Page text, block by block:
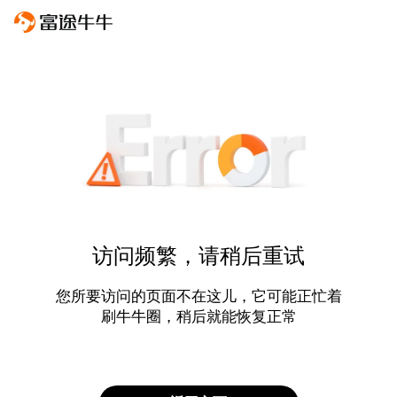
访问频繁，请稍后重试
您所要访问的页面不在这儿，它可能正忙着
刷牛牛圈，稍后就能恢复正常